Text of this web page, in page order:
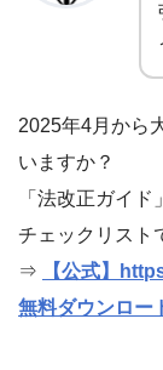
2025年4月から
いますか？
「法改正ガイ
チェックリスト
⇒
【公式】
無料ダウンロー